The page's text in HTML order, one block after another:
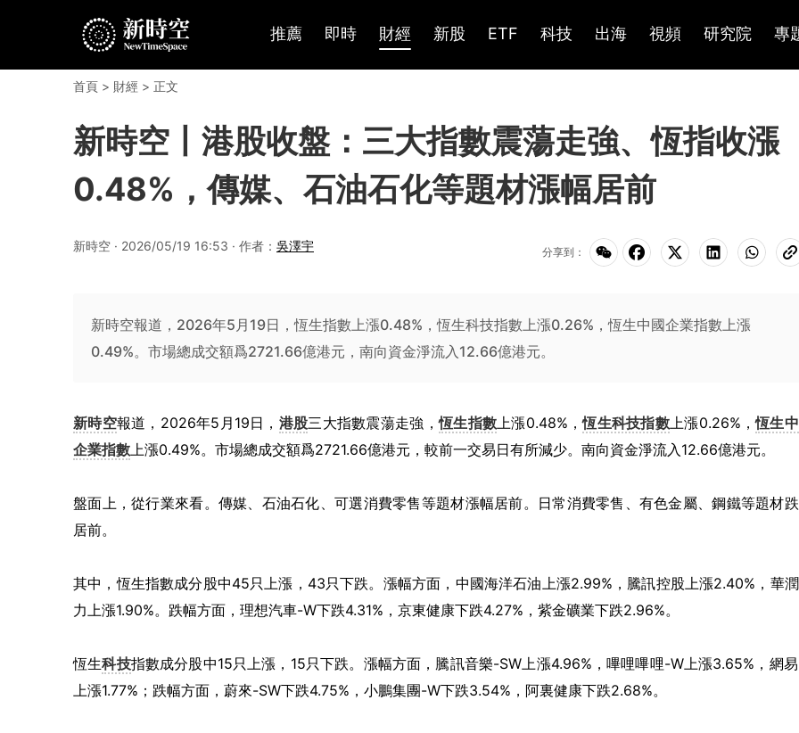
推薦 即時 財經 新股 ETF 科技 出海 視頻 研究院 專
首頁 > 財經 > 正文
新時空丨港股收盤：三大指數震蕩走強、恆指收漲
0.48%，傳媒、石油石化等題材漲幅居前
新時空 · 2026/05/19 16:53 · 作者： 吳澤宇 分享到：
新時空報道，2026年5月19日，恆生指數上漲0.48%，恆生科技指數上漲0.26%，恆生中國企業指數上漲
0.49%。市場總成交額爲2721.66億港元，南向資金淨流入12.66億港元。
新時空報道，2026年5月19日， 港股三大指數震蕩走強，恆生指數上漲0.48%，恆生科技指數上漲0.26%，恆生
企業指數上漲0.49%。市場總成交額爲2721.66億港元，較前一交易日有所減少。南向資金淨流入12.66億港元。
盤面上，從行業來看。傳媒、石油石化、可選消費零售等題材漲幅居前。日常消費零售、有色金屬、鋼鐵等題材
居前。
其中，恆生指數成分股中45只上漲，43只下跌。漲幅方面，中國海洋石油上漲2.99%，騰訊控股上漲2.40%，華
力上漲1.90%。跌幅方面，理想汽車-W下跌4.31%，京東健康下跌4.27%，紫金礦業下跌2.96%。
恆生科技指數成分股中15只上漲，15只下跌。漲幅方面，騰訊音樂-SW上漲4.96%，嗶哩嗶哩-W上漲3.65%，網
上漲1.77%；跌幅方面，蔚來-SW下跌4.75%，小鵬集團-W下跌3.54%，阿裏健康下跌2.68%。